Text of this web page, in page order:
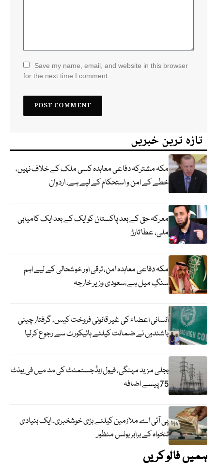
Save my name, email, and website in this browser
for the next time I comment.
تازہ ترین خبریں
مکہ مشترکہ دفاعی معاہدہ کسی ملک کے خلاف نہیں،
خطے کے امن و استحکام کے لیے ہے، اردوان
معرکہ حق کے بعد پاکستان کو ایک کے بعد ایک کامیابی
ملی، عطا تارڑ
مکہ دفاعی معاہدہ امن، ترقی اور خوشحالی کے لیے اہم
سنگِ میل ہے،سعودی وزیر خارجہ
انسانی اعضاء کی غیر قانونی فروخت کیس، گرفتار چینی
باشندوں نے ضمانت کیلئے ہائیکورٹ سے رجوع کرلیا
بجلی مزید مہنگی، فیول ایڈجسٹمنٹ کی مد میں فی یونٹ
75 پیسے اضافہ
پی آئی اے ملازمین کیلئے بڑی خوشخبری، ایک بنیادی
تنخواہ کے برابر بونس منظور
ہمیں فالو کریں